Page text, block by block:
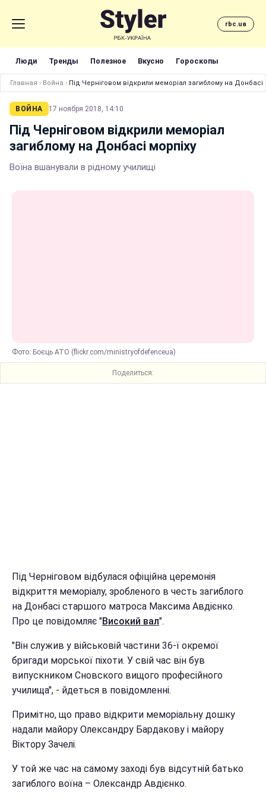
rbc.ua
Люди Тренды Полезное Вкусно Гороскопы
Главная › Война › Під Черніговом відкрили меморіал загиблому на Донбасі
ВОЙНА 17 ноября 2018, 14:10
Під Черніговом відкрили меморіал
загиблому на Донбасі морпіху
Воїна вшанували в рідному училищі
Фото: Боєць АТО (flickr.com/ministryofdefenceua)
Поделиться:
Під Черніговом відбулася офіційна церемонія
відкриття меморіалу, зробленого в честь загиблого
на Донбасі старшого матроса Максима Авдієнко.
Про це повідомляє "Високий вал".
"Він служив у військовій частини 36-ї окремої
бригади морської піхоти. У свій час він був
випускником Сновского вищого професійного
училища", - йдеться в повідомленні.
Примітно, що право відкрити меморіальну дошку
надали майору Олександру Бардакову і майору
Віктору Зачелі.
У той же час на самому заході був відсутній батько
загиблого воїна – Олександр Авдієнко.